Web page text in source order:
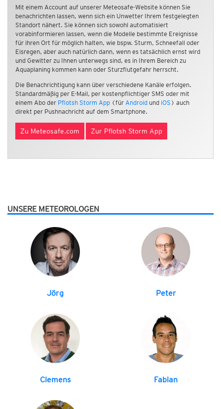
Mit einem Account auf unserer Meteosafe-Website können Sie
benachrichten lassen, wenn sich ein Unwetter Ihrem festgelegten
Standort nähert. Sie können sich sowohl automatisiert
vorabinformieren lassen, wenn die Modelle bestimmte Ereignisse
für ihren Ort für möglich halten, wie bspw. Sturm, Schneefall oder
Eisregen, aber auch natürlich dann, wenn es tatsächlich ernst wird
und Gewitter zu Ihnen unterwegs sind, es in Ihrem Bereich zu
Aquaplaning kommen kann oder Sturzflutgefahr herrscht.
Die Benachrichtigung kann über verschiedene Kanäle erfolgen.
Standardmäßig per E-Mail, per kostenpflichtiger SMS oder mit
einem Abo der Pflotsh Storm App (für Android und iOS ) auch
direkt per Pushnachricht auf dem Smartphone.
Zu Meteosafe.com Zur Pflotsh Storm App
UNSERE METEOROLOGEN
Jörg Peter
Clemens Fabian